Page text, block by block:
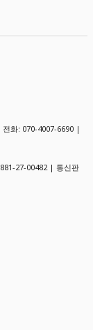
화: 070-4007-6690 |
881-27-00482 | 통신판